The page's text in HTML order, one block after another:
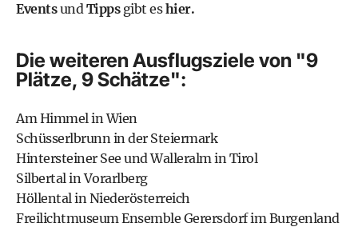
EventsundTippsgibt eshier.
Die weiteren Ausflugsziele von "9
Plätze, 9 Schätze":
Am Himmel in Wien
Schüsserlbrunn in der Steiermark
Hintersteiner See und Walleralm in Tirol
Silbertal in Vorarlberg
Höllental in Niederösterreich
Freilichtmuseum Ensemble Gerersdorf im Burgenland